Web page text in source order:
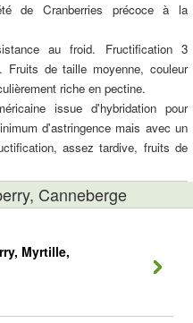
de Cranberries précoce à la
au froid. Fructification 3
Fruits de taille moyenne, couleur
riche en pectine.
issue d'hybridation pour
d'astringence mais avec un
assez tardive, fruits de
Canneberge
Myrtille,